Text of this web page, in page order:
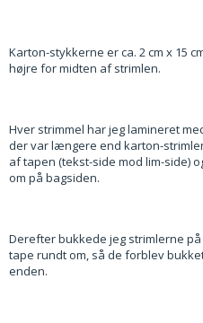
Karton-stykkerne er ca. 2 cm x 15
højre for midten af strimlen.
Hver strimmel har jeg lamineret
der var længere end karton-
af tapen (tekst-side mod lim-side)
om på bagsiden.
Derefter bukkede jeg strimlerne
tape rundt om, så de forblev
enden.